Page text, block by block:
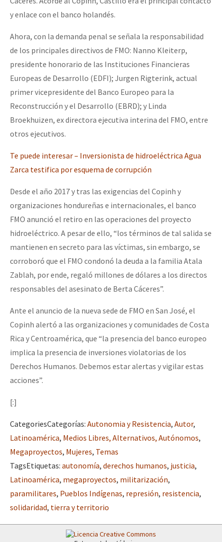
y enlace con el banco holandés.
Ahora, con la demanda penal se señala la responsabilidad
de los principales directivos de FMO: Nanno Kleiterp,
presidente honorario de las Instituciones Financieras
Europeas de Desarrollo (EDFI); Jurgen Rigterink, actual
primer vicepresidente del Banco Europeo para la
Reconstrucción y el Desarrollo (EBRD); y Linda
Broekhuizen, ex directora ejecutiva interina del FMO, entre
otros ejecutivos.
Te puede interesar – Inversionista de hidroeléctrica Agua
Zarca testifica por esquema de corrupción
Desde el año 2017 y tras las exigencias del Copinh y
organizaciones hondureñas e internacionales, el banco
FMO anunció el retiro en las operaciones del proyecto
hidroeléctrico. A pesar de ello, “los términos de tal salida se
mantienen en secreto para las víctimas, sin embargo, se
corroboró que el FMO condonó la deuda a la familia Atala
Zablah, por ende, regaló millones de dólares a los directos
responsables del asesinato de Berta Cáceres”.
Ante el anuncio de la nueva sede de FMO en San José, el
Copinh alertó a las organizaciones y comunidades de Costa
Rica y Centroamérica, que “la presencia del banco europeo
implica la presencia de inversiones violatorias de los
Derechos Humanos. Debemos estar alertas y vigilar estas
acciones”.
[:]
CategoriesCategorías: Autonomia y Resistencia, Autor,
Latinoamérica, Medios Libres, Alternativos, Autónomos,
Megaproyectos, Mujeres, Temas
TagsEtiquetas: autonomía, derechos humanos, justicia,
Latinoamérica, megaproyectos, militarización,
paramilitares, Pueblos Indígenas, represión, resistencia,
solidaridad, tierra y territorio